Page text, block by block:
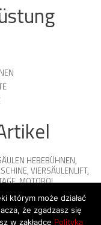
HEBEBÜHNEN,
, VIERSÄULENLIFT,
,MOTORÖL,
którym może działać
że zgadzasz się
w zakładce Polityka